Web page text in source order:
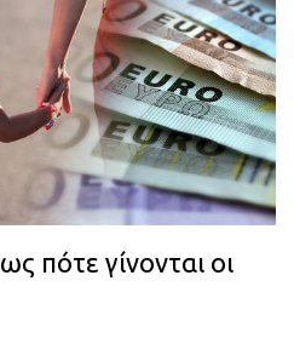
πότε γίνονται οι